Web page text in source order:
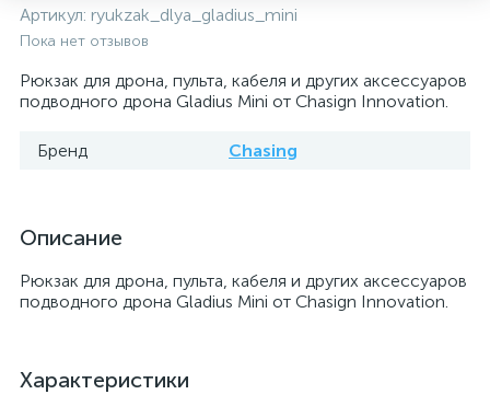
Артикул: ryukzak_dlya_gladius_mini
Пока нет отзывов
Рюкзак для дрона, пульта, кабеля и других аксессуаров
подводного дрона Gladius Mini от Chasign Innovation.
Бренд Chasing
Описание
Рюкзак для дрона, пульта, кабеля и других аксессуаров
подводного дрона Gladius Mini от Chasign Innovation.
Характеристики